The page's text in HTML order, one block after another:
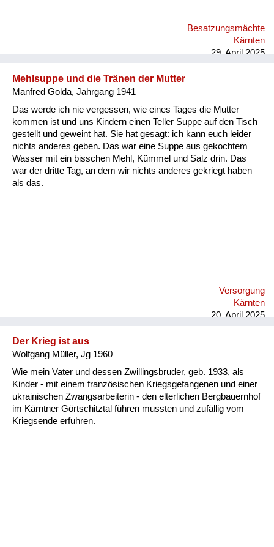
Besatzungsmächte
Kärnten
29. April 2025
Mehlsuppe und die Tränen der Mutter
Manfred Golda, Jahrgang 1941
Das werde ich nie vergessen, wie eines Tages die Mutter
kommen ist und uns Kindern einen Teller Suppe auf den Tisch
gestellt und geweint hat. Sie hat gesagt: ich kann euch leider
nichts anderes geben. Das war eine Suppe aus gekochtem
Wasser mit ein bisschen Mehl, Kümmel und Salz drin. Das
war der dritte Tag, an dem wir nichts anderes gekriegt haben
als das.
Versorgung
Kärnten
20. April 2025
Der Krieg ist aus
Wolfgang Müller, Jg 1960
Wie mein Vater und dessen Zwillingsbruder, geb. 1933, als
Kinder - mit einem französischen Kriegsgefangenen und einer
ukrainischen Zwangsarbeiterin - den elterlichen Bergbauernhof
im Kärntner Görtschitztal führen mussten und zufällig vom
Kriegsende erfuhren.